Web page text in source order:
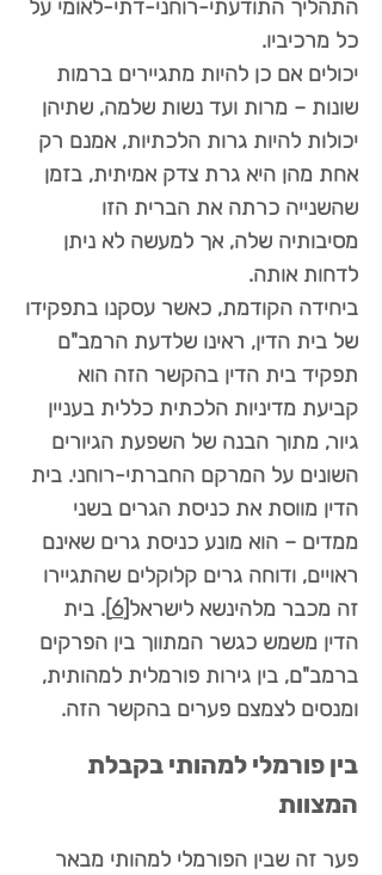
התהליך התודעתי-רוחני-דתי-לאומי על
כל מרכיביו.
יכולים אם כן להיות מתגיירים ברמות
שונות – מרות ועד נשות שלמה, שתיהן
יכולות להיות גרות הלכתיות, אמנם רק
אחת מהן היא גרת צדק אמיתית, בזמן
שהשנייה כרתה את הברית הזו
מסיבותיה שלה, אך למעשה לא ניתן
לדחות אותה.
ביחידה הקודמת, כאשר עסקנו בתפקידו
של בית הדין, ראינו שלדעת הרמב"ם
תפקיד בית הדין בהקשר הזה הוא
קביעת מדיניות הלכתית כללית בעניין
גיור, מתוך הבנה של השפעת הגיורים
השונים על המרקם החברתי-רוחני. בית
הדין מווסת את כניסת הגרים בשני
ממדים – הוא מונע כניסת גרים שאינם
ראויים, ודוחה גרים קלוקלים שהתגיירו
זה מכבר מלהינשא לישראל [6]
. בית
הדין משמש כגשר המתווך בין הפרקים
ברמב"ם, בין גירות פורמלית למהותית,
ומנסים לצמצם פערים בהקשר הזה.
בין פורמלי למהותי בקבלת
המצוות
פער זה שבין הפורמלי למהותי מבאר